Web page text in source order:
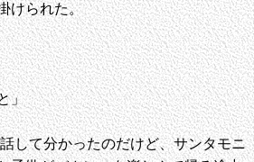
けられた。
」
して分かったのだけど、サンタモニ